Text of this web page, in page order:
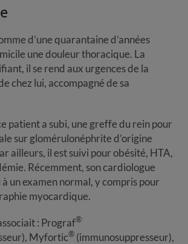
d’une quarantaine d’années
une douleur thoracique. La
il se rend aux urgences de la
chez lui, accompagné de sa
patient a subi, une greffe du rein pour
sur glomérulonéphrite d’origine
ailleurs, il est suivi pour obésité, HTA,
Récemment, son cardiologue
un examen normal, y compris pour
myocardique.
: Prograf®
Myfortic® (immunosuppresseur),